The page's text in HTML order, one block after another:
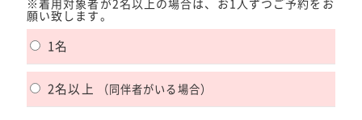
願い致します。
1名
2名以上 （同伴者がいる場合）